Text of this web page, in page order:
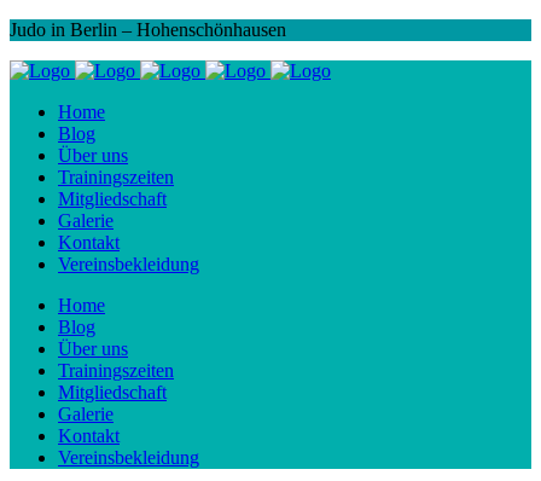
Judo in Berlin – Hohenschönhausen
Home
Blog
Über uns
Trainingszeiten
Mitgliedschaft
Galerie
Kontakt
Vereinsbekleidung
Home
Blog
Über uns
Trainingszeiten
Mitgliedschaft
Galerie
Kontakt
Vereinsbekleidung